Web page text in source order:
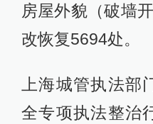
房屋外貌（破墙
改恢复5694处。
上海城管执法部
全专项执法整治